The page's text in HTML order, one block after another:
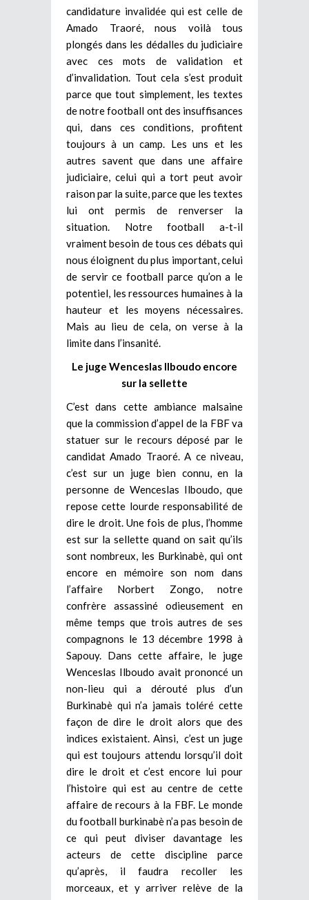
candidature invalidée qui est celle de
Amado Traoré, nous voilà tous
plongés dans les dédalles du judiciaire
avec ces mots de validation et
d’invalidation. Tout cela s’est produit
parce que tout simplement, les textes
de notre football ont des insuffisances
qui, dans ces conditions, profitent
toujours à un camp. Les uns et les
autres savent que dans une affaire
judiciaire, celui qui a tort peut avoir
raison par la suite, parce que les textes
lui ont permis de renverser la
situation. Notre football a-t-il
vraiment besoin de tous ces débats qui
nous éloignent du plus important, celui
de servir ce football parce qu’on a le
potentiel, les ressources humaines à la
hauteur et les moyens nécessaires.
Mais au lieu de cela, on verse à la
limite dans l’insanité.
Le juge Wenceslas Ilboudo encore
sur la sellette
C’est dans cette ambiance malsaine
que la commission d’appel de la FBF va
statuer sur le recours déposé par le
candidat Amado Traoré. A ce niveau,
c’est sur un juge bien connu, en la
personne de Wenceslas Ilboudo, que
repose cette lourde responsabilité de
dire le droit. Une fois de plus, l’homme
est sur la sellette quand on sait qu’ils
sont nombreux, les Burkinabè, qui ont
encore en mémoire son nom dans
l’affaire Norbert Zongo, notre
confrère assassiné odieusement en
même temps que trois autres de ses
compagnons le 13 décembre 1998 à
Sapouy. Dans cette affaire, le juge
Wenceslas Ilboudo avait prononcé un
non-lieu qui a dérouté plus d’un
Burkinabè qui n’a jamais toléré cette
façon de dire le droit alors que des
indices existaient. Ainsi, c’est un juge
qui est toujours attendu lorsqu’il doit
dire le droit et c’est encore lui pour
l’histoire qui est au centre de cette
affaire de recours à la FBF. Le monde
du football burkinabè n’a pas besoin de
ce qui peut diviser davantage les
acteurs de cette discipline parce
qu’après, il faudra recoller les
morceaux, et y arriver relève de la